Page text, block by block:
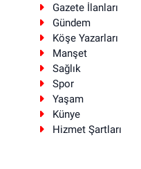
Gazete İlanları
Gündem
Köşe Yazarları
Manşet
Sağlık
Spor
Yaşam
Künye
Hizmet Şartları